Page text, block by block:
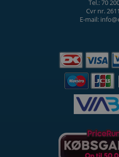
Tel.: 70
Cvr nr.
E-mail: